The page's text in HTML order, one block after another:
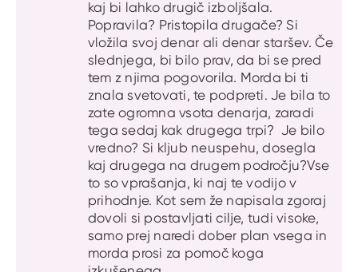
kaj bi lahko drugič izboljšala.
Popravila? Pristopila drugače? Si
vložila svoj denar ali denar staršev. Če
slednjega, bi bilo prav, da bi se pred
tem z njima pogovorila. Morda bi ti
znala svetovati, te podpreti. Je bila to
zate ogromna vsota denarja, zaradi
tega sedaj kak drugega trpi? Je bilo
vredno? Si kljub neuspehu, dosegla
kaj drugega na drugem področju?Vse
to so vprašanja, ki naj te vodijo v
prihodnje. Kot sem že napisala zgoraj
dovoli si postavljati cilje, tudi visoke,
samo prej naredi dober plan vsega in
morda prosi za pomoč koga